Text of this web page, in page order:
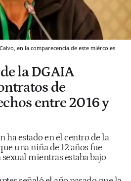
en la comparecencia de este miércoles
la DGAIA
de
entre 2016 y
ha estado en el centro de la
una niña de 12 años fue
mientras estaba bajo